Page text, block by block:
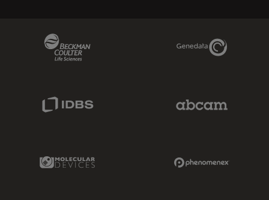
Genedata Link
Molecular Devices Link